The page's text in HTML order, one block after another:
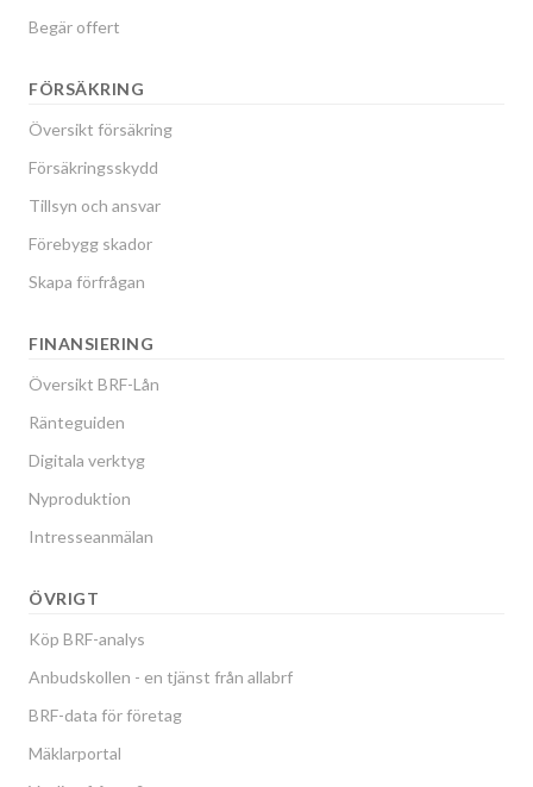
Begär offert
FÖRSÄKRING
Översikt försäkring
Försäkringsskydd
Tillsyn och ansvar
Förebygg skador
Skapa förfrågan
FINANSIERING
Översikt BRF-Lån
Ränteguiden
Digitala verktyg
Nyproduktion
Intresseanmälan
ÖVRIGT
Köp BRF-analys
Anbudskollen - en tjänst från allabrf
BRF-data för företag
Mäklarportal